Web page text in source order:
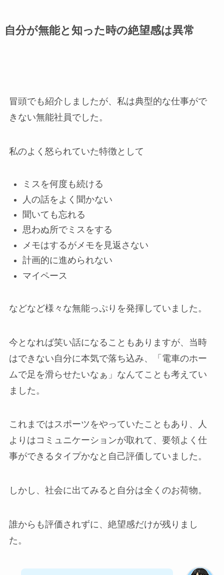
自分が無能と知った時の絶望感は異常
冒頭でも紹介しましたが、私は典型的な仕事がで
きない無能社員でした。
私のよく怒られていた特徴として
ミスを何度も続ける
人の話をよく聞かない
聞いても忘れる
思わぬ所でミスをする
メモはするがメモを見返さない
計画的に進められない
マイペース
などなど様々な無能っぷりを発揮していました。
今となれば笑い話になることもありますが、当時
はできない自分に本気で落ち込み、「電車のホー
ムで足を滑らせたいなぁ」なんてことも考えてい
ました。
これまではスポーツをやっていたこともあり、人
よりはコミュニケーションが取れて、要領よく仕
事ができるタイプかなと自己評価していました。
しかし、社会に出てみると自分は全くのお荷物。
誰からも評価されずに、絶望感だけが残りまし
た。